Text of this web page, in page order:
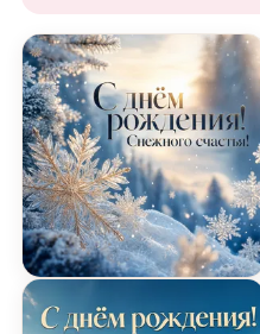
Открытка Днем